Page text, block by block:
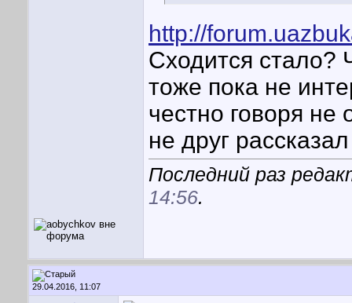
http://
Сходится стало?
тоже пока не
честно говоря
не друг рассказал
Последний раз
14:56.
29.04.2016, 11:07